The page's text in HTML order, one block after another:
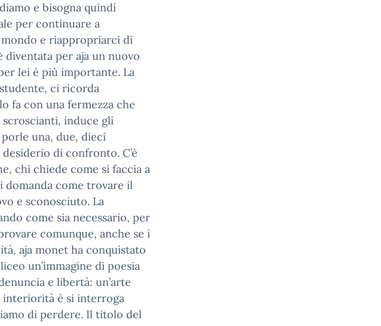
e bisogna quindi
per continuare a
e riappropriarci di
diventata per aja un nuovo
lei è più importante. La
ci ricorda
fa con una fermezza che
induce gli
una, due, dieci
di confronto. C’è
chi chiede come si faccia a
domanda come trovare il
e sconosciuto. La
come sia necessario, per
comunque, anche se i
aja monet ha conquistato
un’immagine di poesia
e libertà: un’arte
interiorità è si interroga
di perdere. Il titolo del